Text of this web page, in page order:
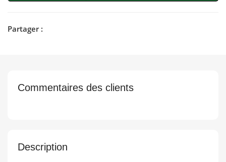
Partager :
Description
Commentaires des clients